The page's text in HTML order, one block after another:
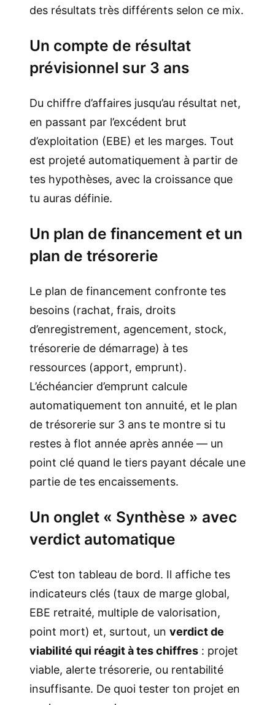
des résultats très différents selon ce mix.
Un compte de résultat
prévisionnel sur 3 ans
Du chiffre d’affaires jusqu’au résultat net,
en passant par l’excédent brut
d’exploitation (EBE) et les marges. Tout
est projeté automatiquement à partir de
tes hypothèses, avec la croissance que
tu auras définie.
Un plan de financement et un
plan de trésorerie
Le plan de financement confronte tes
besoins (rachat, frais, droits
d’enregistrement, agencement, stock,
trésorerie de démarrage) à tes
ressources (apport, emprunt).
L’échéancier d’emprunt calcule
automatiquement ton annuité, et le plan
de trésorerie sur 3 ans te montre si tu
restes à flot année après année — un
point clé quand le tiers payant décale une
partie de tes encaissements.
Un onglet « Synthèse » avec
verdict automatique
C’est ton tableau de bord. Il affiche tes
indicateurs clés (taux de marge global,
EBE retraité, multiple de valorisation,
point mort) et, surtout, un verdict de
viabilité qui réagit à tes chiffres : projet
viable, alerte trésorerie, ou rentabilité
insuffisante. De quoi tester ton projet en